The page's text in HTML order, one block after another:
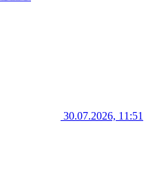
30.07.2026, 11:51